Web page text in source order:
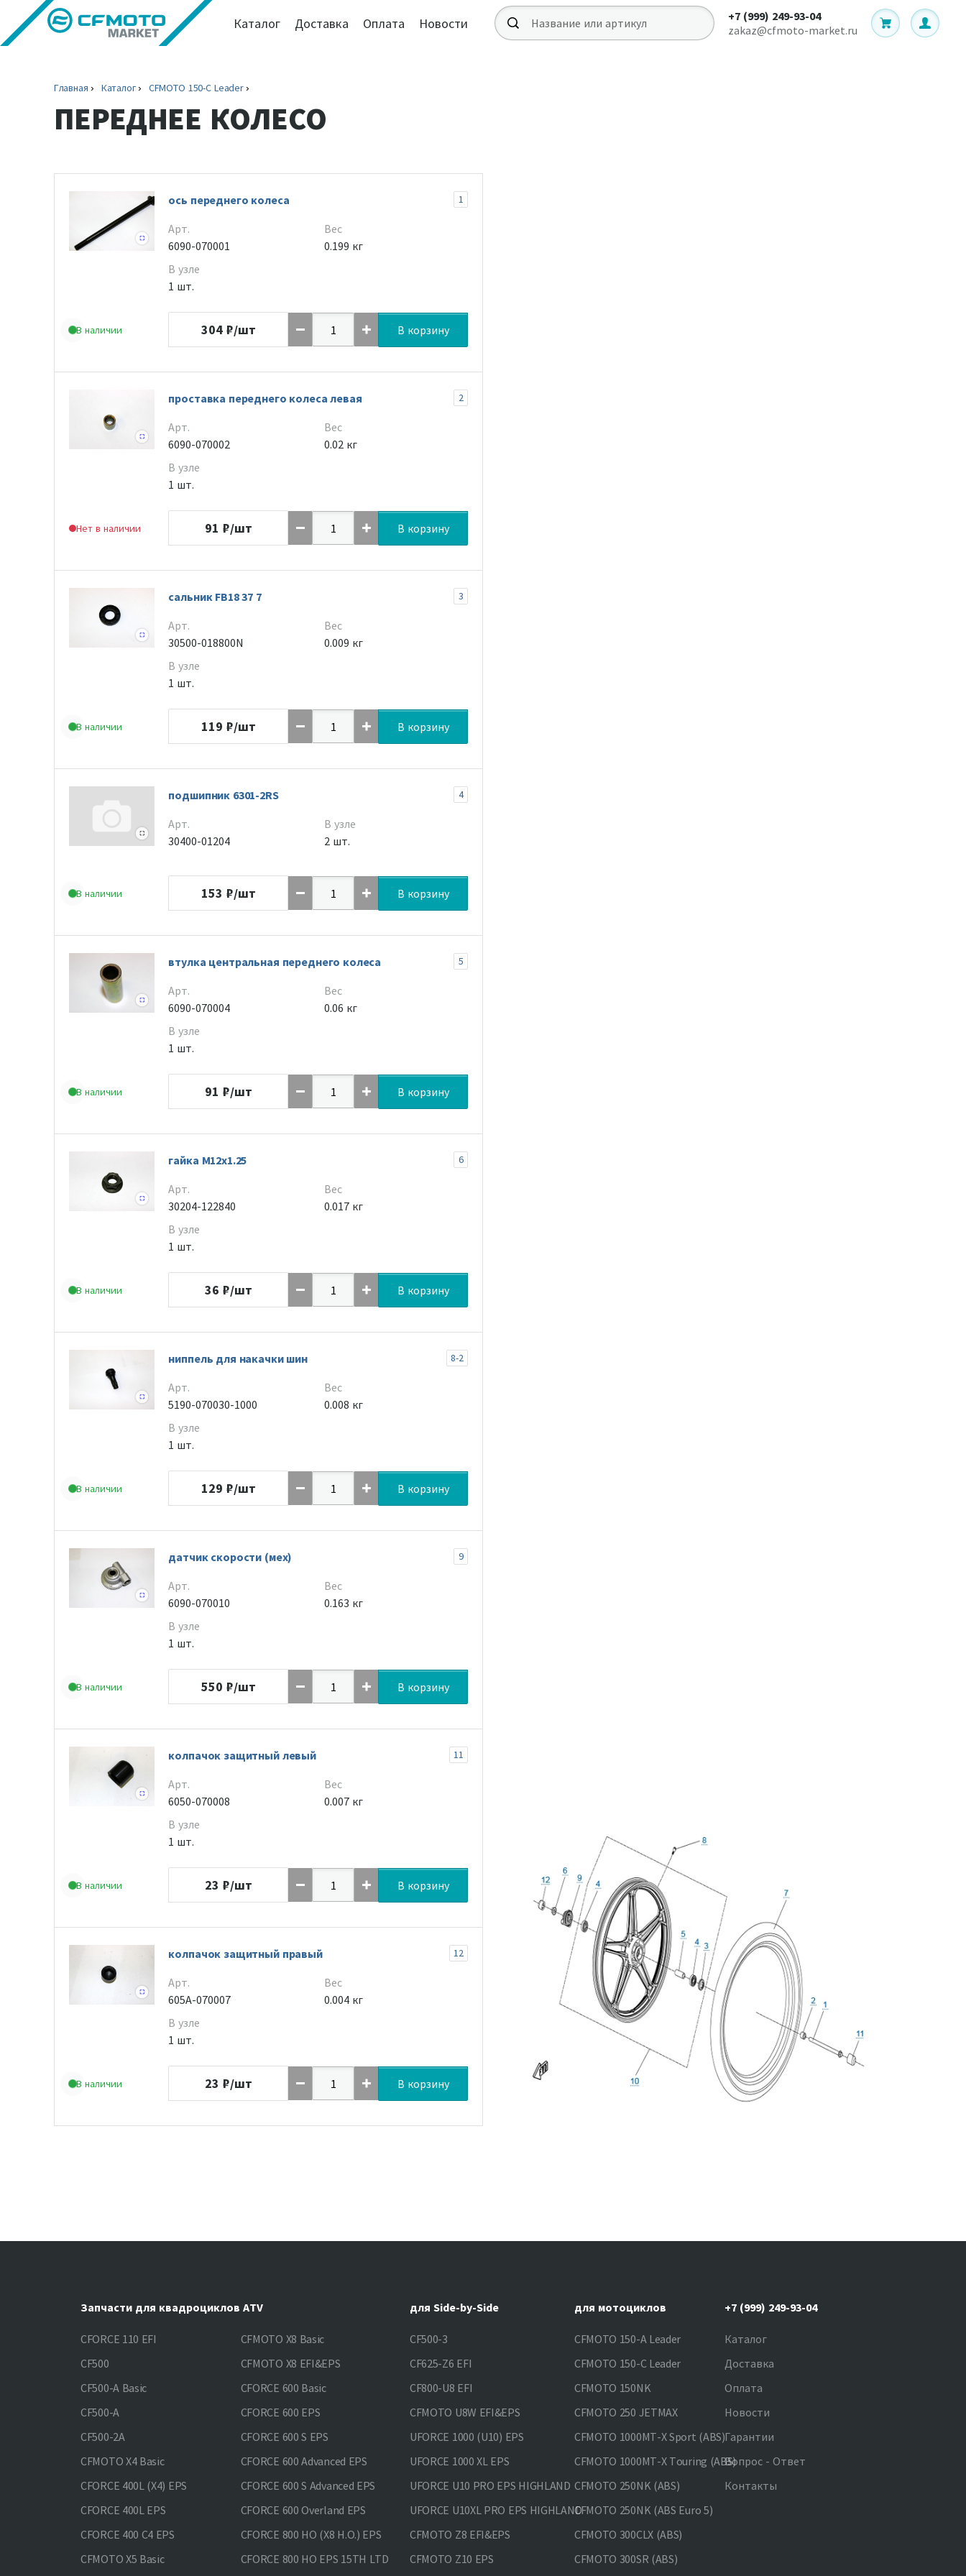
Каталог Доставка Оплата Новости
+7 (999) 249-93-04
zakaz@cfmoto-market.ru
Главная Каталог CFMOTO 150-C Leader
ПЕРЕДНЕЕ КОЛЕСО
В наличии
ось переднего колеса 1
Арт.
6090-070001
В узле
1 шт.
Вес
0.199 кг
304 ₽/шт В корзину
Нет в наличии
проставка переднего колеса левая 2
Арт.
6090-070002
В узле
1 шт.
Вес
0.02 кг
91 ₽/шт В корзину
В наличии
сальник FB18 37 7 3
Арт.
30500-018800N
В узле
1 шт.
Вес
0.009 кг
119 ₽/шт В корзину
В наличии
подшипник 6301-2RS 4
Арт.
30400-01204
В узле
2 шт.
153 ₽/шт В корзину
В наличии
втулка центральная переднего колеса 5
Арт.
6090-070004
В узле
1 шт.
Вес
0.06 кг
91 ₽/шт В корзину
В наличии
гайка M12x1.25 6
Арт.
30204-122840
В узле
1 шт.
Вес
0.017 кг
36 ₽/шт В корзину
В наличии
ниппель для накачки шин 8-2
Арт.
5190-070030-1000
В узле
1 шт.
Вес
0.008 кг
129 ₽/шт В корзину
В наличии
датчик скорости (мех) 9
Арт.
6090-070010
В узле
1 шт.
Вес
0.163 кг
550 ₽/шт В корзину
В наличии
колпачок защитный левый 11
Арт.
6050-070008
В узле
1 шт.
Вес
0.007 кг
23 ₽/шт В корзину
В наличии
колпачок защитный правый 12
Арт.
605A-070007
В узле
1 шт.
Вес
0.004 кг
23 ₽/шт В корзину
Запчасти для квадроциклов ATV
CFORCE 110 EFI
CF500
CF500-A Basic
CF500-A
CF500-2A
CFMOTO X4 Basic
CFORCE 400L (X4) EPS
CFORCE 400L EPS
CFORCE 400 С4 EPS
CFMOTO X5 Basic
CFMOTO X8 Basic
CFMOTO X8 EFI&EPS
CFORCE 600 Basic
CFORCE 600 EPS
CFORCE 600 S EPS
CFORCE 600 Advanced EPS
CFORCE 600 S Advanced EPS
CFORCE 600 Overland EPS
CFORCE 800 HO (X8 H.O.) EPS
CFORCE 800 HO EPS 15TH LTD
для Side-by-Side
CF500-3
CF625-Z6 EFI
CF800-U8 EFI
CFMOTO U8W EFI&EPS
UFORCE 1000 (U10) EPS
UFORCE 1000 XL EPS
UFORCE U10 PRO EPS HIGHLAND
UFORCE U10XL PRO EPS HIGHLAND
CFMOTO Z8 EFI&EPS
CFMOTO Z10 EPS
для мотоциклов
CFMOTO 150-A Leader
CFMOTO 150-C Leader
CFMOTO 150NK
CFMOTO 250 JETMAX
CFMOTO 1000MT-X Sport (ABS)
CFMOTO 1000MT-X Touring (ABS)
CFMOTO 250NK (ABS)
CFMOTO 250NK (ABS Euro 5)
CFMOTO 300CLX (ABS)
CFMOTO 300SR (ABS)
+7 (999) 249-93-04
Каталог
Доставка
Оплата
Новости
Гарантии
Вопрос - Ответ
Контакты